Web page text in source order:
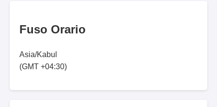
Fuso Orario
Asia/Kabul
(GMT +04:30)